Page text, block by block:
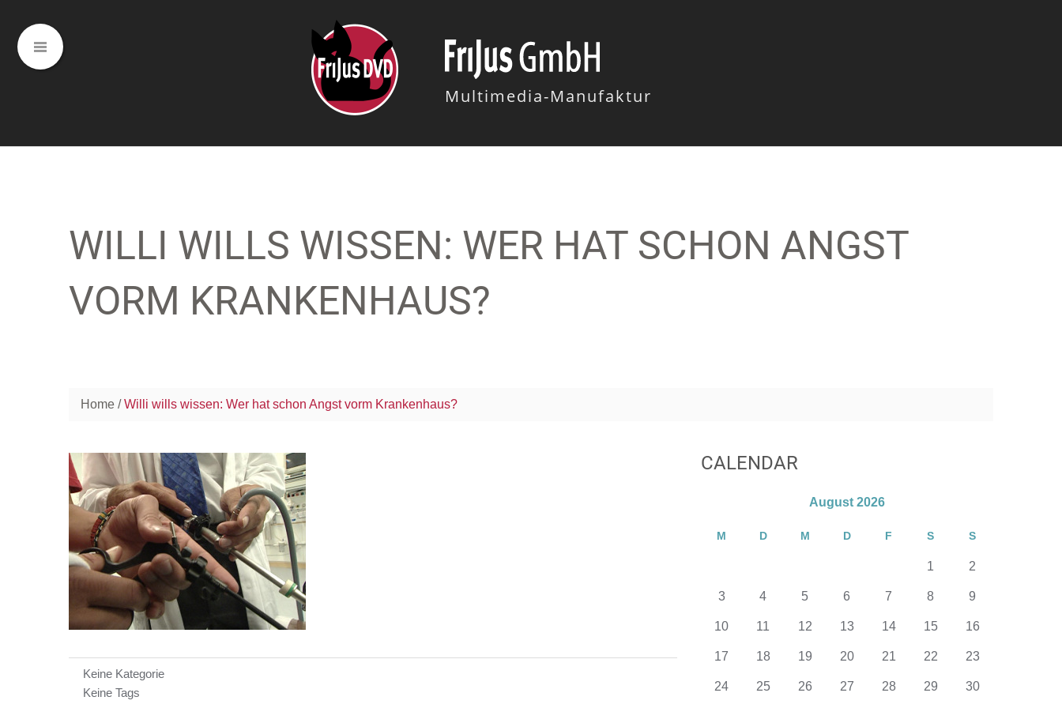
Multimedia-Manufaktur
WILLI WILLS WISSEN: WER HAT SCHON ANGST
VORM KRANKENHAUS?
Home Willi wills wissen: Wer hat schon Angst vorm Krankenhaus?
Keine Kategorie
Keine Tags
CALENDAR
August 2026
M D M D F S S
1 2
3 4 5 6 7 8 9
10 11 12 13 14 15 16
17 18 19 20 21 22 23
24 25 26 27 28 29 30